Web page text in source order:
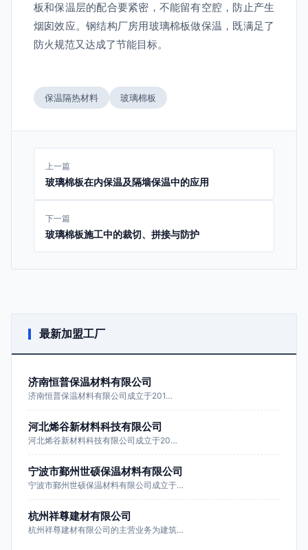
板和保温层的配合要紧密，不能留有空腔，防止产生
烟囱效应。钢结构厂房用玻璃棉板做保温，既满足了
防火规范又达成了节能目标。
保温隔热材料 玻璃棉板
上一篇
玻璃棉板在内保温及隔墙保温中的应用
下一篇
玻璃棉板施工中的裁切、拼接与防护
最新加盟工厂
济南恒普保温材料有限公司
济南恒普保温材料有限公司成立于201…
河北烯谷新材料科技有限公司
河北烯谷新材料科技有限公司成立于20…
宁波市鄞州世硕保温材料有限公司
宁波市鄞州世硕保温材料有限公司成立于…
杭州祥尊建材有限公司
杭州祥尊建材有限公司的主营业务为建筑…